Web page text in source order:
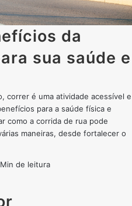
da
sua saúde e
correr é uma atividade acessível e
para a saúde física e
como a corrida de rua pode
maneiras, desde fortalecer o
de leitura